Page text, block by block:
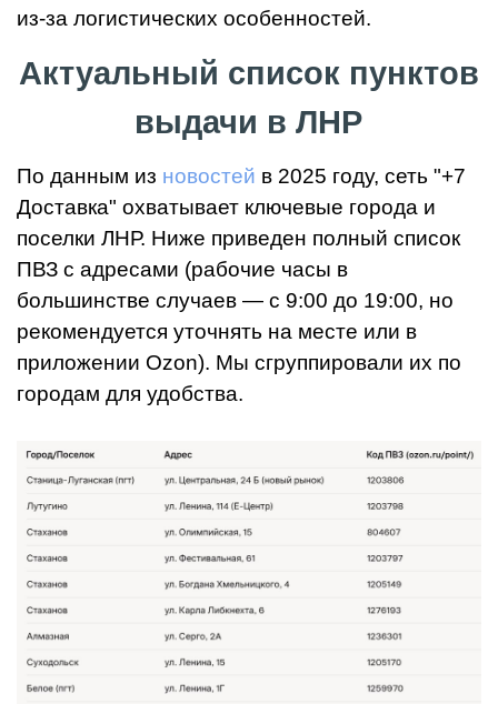
из-за логистических особенностей.
Актуальный список пунктов
выдачи в ЛНР
По данным из новостей в 2025 году, сеть "+7
Доставка" охватывает ключевые города и
поселки ЛНР. Ниже приведен полный список
ПВЗ с адресами (рабочие часы в
большинстве случаев — с 9:00 до 19:00, но
рекомендуется уточнять на месте или в
приложении Ozon). Мы сгруппировали их по
городам для удобства.